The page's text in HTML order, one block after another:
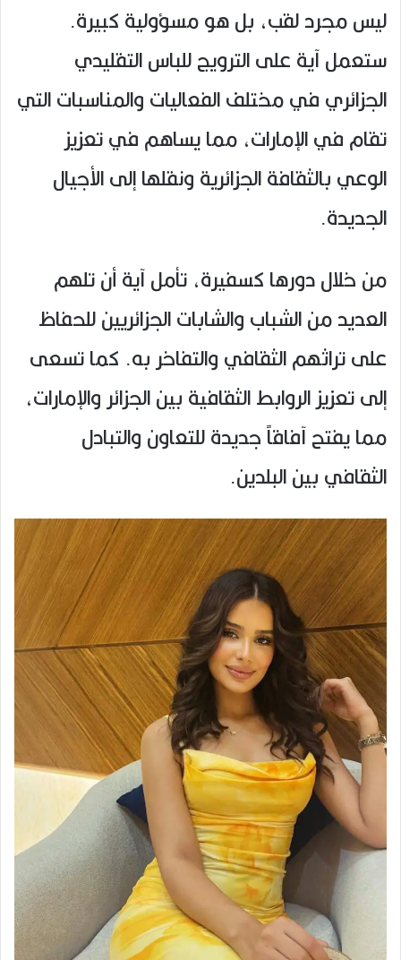
ليس مجرد لقب، بل هو مسؤولية كبيرة.
ستعمل آية على الترويج للباس التقليدي
الجزائري في مختلف الفعاليات والمناسبات التي
تقام في الإمارات، مما يساهم في تعزيز
الوعي بالثقافة الجزائرية ونقلها إلى الأجيال
الجديدة.
من خلال دورها كسفيرة، تأمل آية أن تلهم
العديد من الشباب والشابات الجزائريين للحفاظ
على تراثهم الثقافي والتفاخر به. كما تسعى
إلى تعزيز الروابط الثقافية بين الجزائر والإمارات،
مما يفتح آفاقاً جديدة للتعاون والتبادل
الثقافي بين البلدين.